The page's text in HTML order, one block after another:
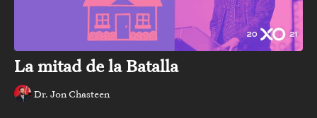
La mitad de la Batalla
Dr. Jon Chasteen